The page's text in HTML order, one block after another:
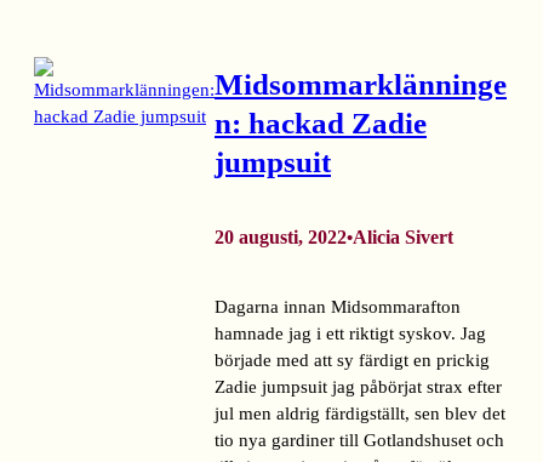
Midsommarklänninge
n: hackad Zadie
jumpsuit
20 augusti, 2022•Alicia Sivert
Dagarna innan Midsommarafton
hamnade jag i ett riktigt syskov. Jag
började med att sy färdigt en prickig
Zadie jumpsuit jag påbörjat strax efter
jul men aldrig färdigställt, sen blev det
tio nya gardiner till Gotlandshuset och